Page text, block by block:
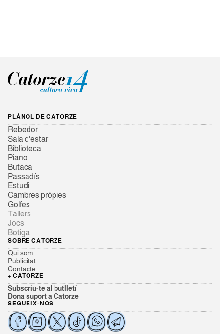
PLÀNOL DE CATORZE
Rebedor
Sala d'estar
Biblioteca
Piano
Butaca
Passadís
Estudi
Cambres pròpies
Golfes
Tallers
Jocs
Botiga
SOBRE CATORZE
Qui som
Publicitat
Contacte
+ CATORZE
Subscriu-te al butlletí
Dona suport a Catorze
SEGUEIX-NOS